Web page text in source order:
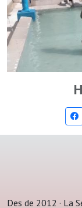
Des de 2012 · La